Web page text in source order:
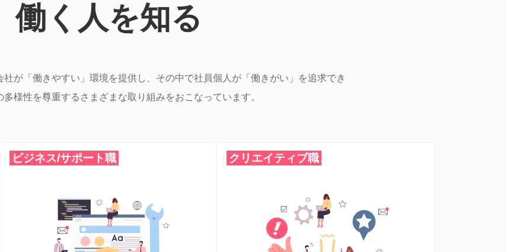
働く人を知る
が「働きやすい」環境を提供し、その中で社員個人が「働きがい」を追求でき
様性を尊重するさまざまな取り組みをおこなっています。
ビジネス/サポート職 クリエイティブ職